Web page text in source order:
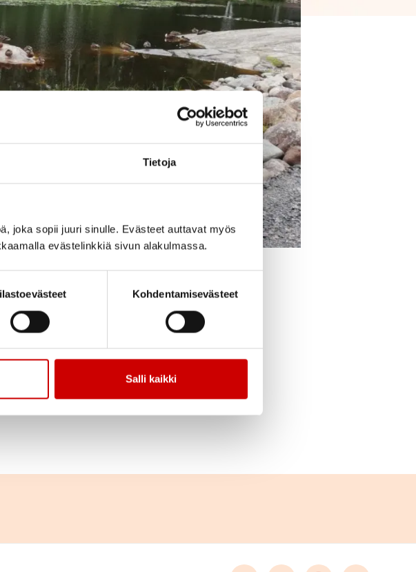
Tietoja
joka sopii juuri sinulle. Evästeet auttavat myös
evästelinkkiä sivun alakulmassa.
Kohdentamisevästeet
Salli kaikki